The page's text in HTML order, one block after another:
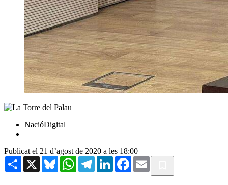
NacióDigital
Publicat el 21 d’agost de 2020 a les 18:00
Share X BlueskyWhatsAppTelegramLinkedInFacebook
Email